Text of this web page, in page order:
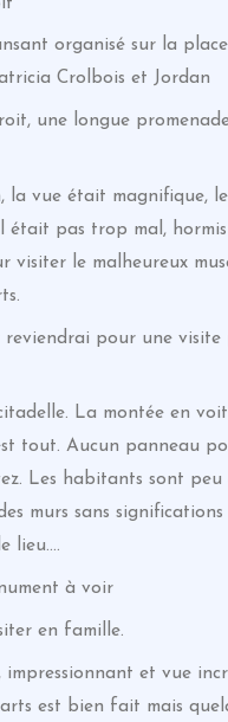
organisé sur la
Crolbois et Jordan
une longue
la vue était magnifique,
était pas trop mal,
visiter le malheureux
reviendrai pour une visite
La montée en
tout. Aucun panneau
Les habitants sont peu
murs sans
lieu….
à voir
en famille.
impressionnant et vue
est bien fait mais